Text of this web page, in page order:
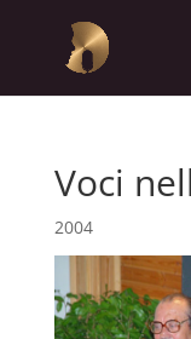
Voci
2004